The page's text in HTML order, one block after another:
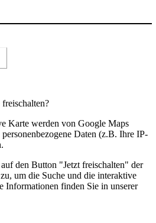
Karte werden von Google Maps
Daten (z.B. Ihre IP-
den Button "Jetzt freischalten" der
um die Suche und die interaktive
Informationen finden Sie in unserer